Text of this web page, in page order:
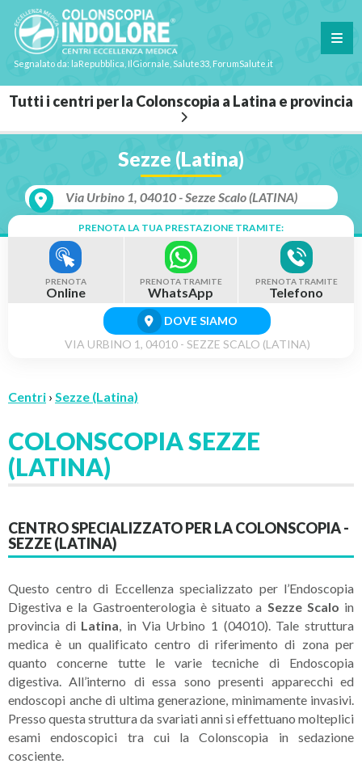
Segnalato da: laRepubblica, IlGiornale, Salute33, ForumSalute.it
Tutti i centri per la Colonscopia a Latina e provincia
Sezze (Latina)
Via Urbino 1, 04010 - Sezze Scalo (LATINA)
PRENOTA LA TUA PRESTAZIONE TRAMITE:
PRENOTA
Online
PRENOTA TRAMITE
WhatsApp
PRENOTA TRAMITE
Telefono
DOVE SIAMO
VIA URBINO 1, 04010 - SEZZE SCALO (LATINA)
Centri › Sezze (Latina)
COLONSCOPIA SEZZE
(LATINA)
CENTRO SPECIALIZZATO PER LA COLONSCOPIA -
SEZZE (LATINA)
Questo centro di Eccellenza specializzato per l’Endoscopia
Digestiva e la Gastroenterologia è situato a Sezze Scalo in
provincia di Latina, in Via Urbino 1 (04010). Tale struttura
medica è un qualificato centro di riferimento di zona per
quanto concerne tutte le varie tecniche di Endoscopia
digestiva. All’interno di essa sono presenti apparecchi ed
endoscopi anche di ultima generazione, minimamente invasivi.
Presso questa struttura da svariati anni si effettuano molteplici
esami endoscopici tra cui la Colonscopia in sedazione
cosciente.